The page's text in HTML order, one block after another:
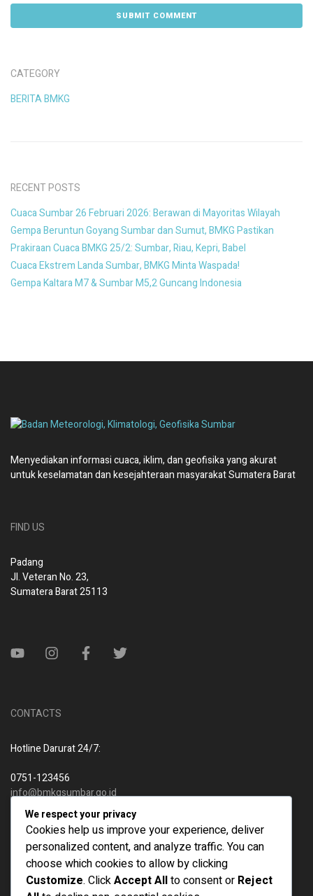
CATEGORY
BERITA BMKG
RECENT POSTS
Cuaca Sumbar 26 Februari 2026: Berawan di Mayoritas Wilayah
Gempa Beruntun Goyang Sumbar dan Sumut, BMKG Pastikan
Prakiraan Cuaca BMKG 25/2: Sumbar, Riau, Kepri, Babel
Cuaca Ekstrem Landa Sumbar, BMKG Minta Waspada!
Gempa Kaltara M7 & Sumbar M5,2 Guncang Indonesia
Menyediakan informasi cuaca, iklim, dan geofisika yang akurat
untuk keselamatan dan kesejahteraan masyarakat Sumatera Barat
FIND US
Padang
Jl. Veteran No. 23,
Sumatera Barat 25113
CONTACTS
Hotline Darurat 24/7:
0751-123456
info@bmkgsumbar.go.id
Telepon Kantor:
0751-987654
info@bmkgsumbar.go.id
We respect your privacy
Cookies help us improve your experience, deliver
personalized content, and analyze traffic. You can
choose which cookies to allow by clicking
Customize. ClickAccept Allto consent or Reject